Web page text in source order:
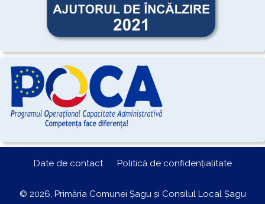
Date de contact Politică de confidențialitate
© 2026, Primăria Comunei Șagu și Consilul Local Șagu